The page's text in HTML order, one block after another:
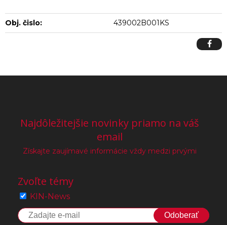
Obj. čislo: 439002B001KS
Najdôležitejšie novinky priamo na váš
email
Získajte zaujímavé informácie vždy medzi prvými
Zvoľte témy
KIN-News
Odoberať